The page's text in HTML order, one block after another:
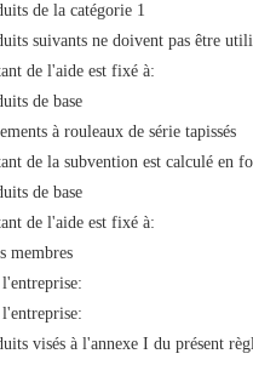
de la catégorie 1
suivants ne doivent pas être
de l'aide est fixé à:
de base
à rouleaux de série tapissés
de la subvention est calculé en
de base
de l'aide est fixé à:
membres
visés à l'annexe I du présent